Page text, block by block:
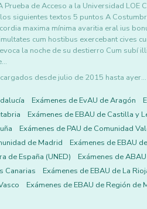
Prueba de Acceso a la Universidad
los siguientes textos 5 puntos A
maxima mínima avaritia eral ius
cum hostibus exercebant cives
la noche de su destierro Cum subí
desde julio de 2015 hasta
Exámenes de EvAU de Aragón
Exámenes de EBAU de Castilla y
Exámenes de PAU de Comunidad
de Madrid
Exámenes de EBAU
de España (UNED)
Exámenes de
Canarias
Exámenes de EBAU de La
Exámenes de EBAU de Región de